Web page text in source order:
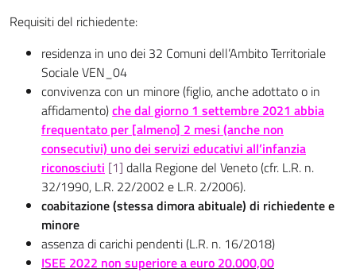
Requisiti del richiedente:
residenza in uno dei 32 Comuni dell’Ambito Territoriale
Sociale VEN_04
convivenza con un minore (figlio, anche adottato o in
affidamento)che dal giorno 1 settembre 2021 abbia
frequentato per [almeno] 2 mesi (anche non
consecutivi) uno dei servizi educativi all’infanzia
riconosciuti [1] dalla Regione del Veneto (cfr. L.R. n.
32/1990, L.R. 22/2002 e L.R. 2/2006).
coabitazione (stessa dimora abituale) di richiedente e
minore
assenza di carichi pendenti (L.R. n. 16/2018)
ISEE 2022 non superiore a euro 20.000,00